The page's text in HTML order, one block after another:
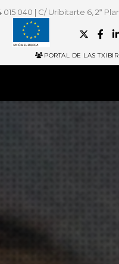
015 040 | C/ Uribitarte 6, 2ª
PORTAL DE LAS